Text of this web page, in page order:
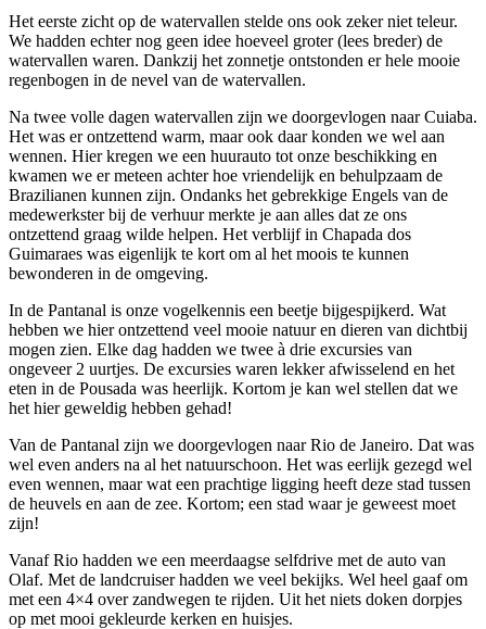
Het eerste zicht op de watervallen stelde ons ook zeker niet teleur.
We hadden echter nog geen idee hoeveel groter (lees breder) de
watervallen waren. Dankzij het zonnetje ontstonden er hele mooie
regenbogen in de nevel van de watervallen.
Na twee volle dagen watervallen zijn we doorgevlogen naar Cuiaba.
Het was er ontzettend warm, maar ook daar konden we wel aan
wennen. Hier kregen we een huurauto tot onze beschikking en
kwamen we er meteen achter hoe vriendelijk en behulpzaam de
Brazilianen kunnen zijn. Ondanks het gebrekkige Engels van de
medewerkster bij de verhuur merkte je aan alles dat ze ons
ontzettend graag wilde helpen. Het verblijf in Chapada dos
Guimaraes was eigenlijk te kort om al het moois te kunnen
bewonderen in de omgeving.
In de Pantanal is onze vogelkennis een beetje bijgespijkerd. Wat
hebben we hier ontzettend veel mooie natuur en dieren van dichtbij
mogen zien. Elke dag hadden we twee à drie excursies van
ongeveer 2 uurtjes. De excursies waren lekker afwisselend en het
eten in de Pousada was heerlijk. Kortom je kan wel stellen dat we
het hier geweldig hebben gehad!
Van de Pantanal zijn we doorgevlogen naar Rio de Janeiro. Dat was
wel even anders na al het natuurschoon. Het was eerlijk gezegd wel
even wennen, maar wat een prachtige ligging heeft deze stad tussen
de heuvels en aan de zee. Kortom; een stad waar je geweest moet
zijn!
Vanaf Rio hadden we een meerdaagse selfdrive met de auto van
Olaf. Met de landcruiser hadden we veel bekijks. Wel heel gaaf om
met een 4×4 over zandwegen te rijden. Uit het niets doken dorpjes
op met mooi gekleurde kerken en huisjes.